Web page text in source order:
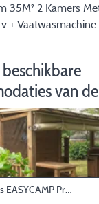
35M² 2 Kamers
+ Vaatwasmachine
van